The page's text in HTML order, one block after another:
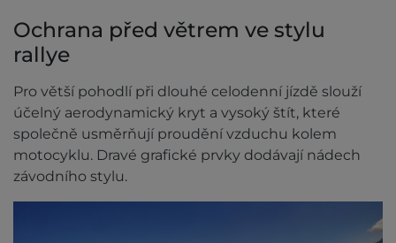
Ochrana před větrem ve stylu
rallye
Pro větší pohodlí při dlouhé celodenní jízdě slouží
účelný aerodynamický kryt a vysoký štít, které
společně usměrňují proudění vzduchu kolem
motocyklu. Dravé grafické prvky dodávají nádech
závodního stylu.